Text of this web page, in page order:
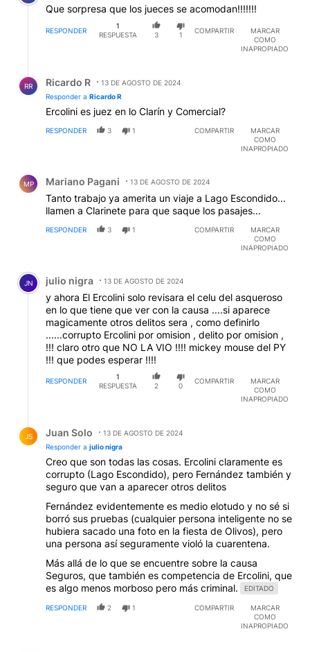
Que sorpresa que los jueces se acomodan!!!!!!!
RESPONDER
1
RESPUESTA
3 1
COMPARTIR
MARCAR
COMO
INAPROPIADO
RR Ricardo R
13 DE AGOSTO DE 2024
Responder a Ricardo R
Ercolini es juez en lo Clarín y Comercial?
RESPONDER 3 1 COMPARTIR
MARCAR
COMO
INAPROPIADO
MP Mariano Pagani 13 DE AGOSTO DE 2024
Tanto trabajo ya amerita un viaje a Lago Escondido...
llamen a Clarinete para que saque los pasajes...
RESPONDER 3 1 COMPARTIR
MARCAR
COMO
INAPROPIADO
Comentario de julio nigra.
JN julio nigra 13 DE AGOSTO DE 2024
y ahora El Ercolini solo revisara el celu del asqueroso
en lo que tiene que ver con la causa ....si aparece
magicamente otros delitos sera , como definirlo
......corrupto Ercolini por omision , delito por omision ,
!!! claro otro que NO LA VIO !!!! mickey mouse del PY
!!! que podes esperar !!!!
RESPONDER
1
RESPUESTA
2 0
COMPARTIR
MARCAR
COMO
INAPROPIADO
JS Juan Solo
13 DE AGOSTO DE 2024
Responder a julio nigra
Creo que son todas las cosas. Ercolini claramente es
corrupto (Lago Escondido), pero Fernández también y
seguro que van a aparecer otros delitos
Fernández evidentemente es medio elotudo y no sé si
borró sus pruebas (cualquier persona inteligente no se
hubiera sacado una foto en la fiesta de Olivos), pero
una persona así seguramente violó la cuarentena.
Más allá de lo que se encuentre sobre la causa
Seguros, que también es competencia de Ercolini, que
es algo menos morboso pero más criminal.
EDITADO
RESPONDER 2 1 COMPARTIR
MARCAR
COMO
INAPROPIADO